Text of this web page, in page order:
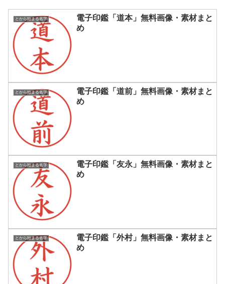
とから始まる名字
電子印鑑「道本」無料画像・素材まと
め
とから始まる名字
電子印鑑「道前」無料画像・素材まと
め
とから始まる名字
電子印鑑「友永」無料画像・素材まと
め
とから始まる名字
電子印鑑「外村」無料画像・素材まと
め